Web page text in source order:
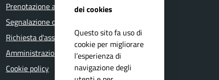
Prenotazione appuntamento
Segnalazione disservizio
Richiesta d'assistenza
Amministrazione trasparente
Cookie policy
dei cookies
Questo sito fa uso di
cookie per migliorare
l’esperienza di
navigazione degli